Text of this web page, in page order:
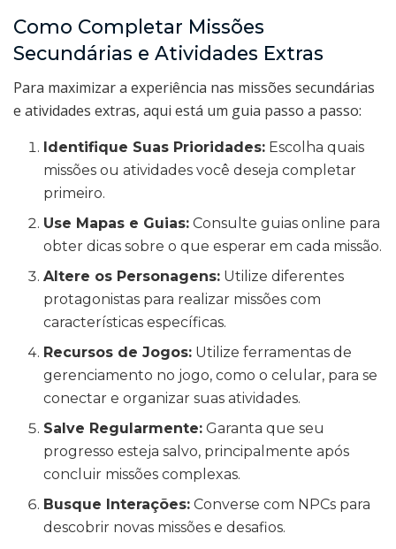
Como Completar Missões
Secundárias e Atividades Extras
Para maximizar a experiência nas missões secundárias
e atividades extras, aqui está um guia passo a passo:
Identifique Suas Prioridades: Escolha quais
missões ou atividades você deseja completar
primeiro.
Use Mapas e Guias: Consulte guias online para
obter dicas sobre o que esperar em cada missão.
Altere os Personagens: Utilize diferentes
protagonistas para realizar missões com
características específicas.
Recursos de Jogos: Utilize ferramentas de
gerenciamento no jogo, como o celular, para se
conectar e organizar suas atividades.
Salve Regularmente: Garanta que seu
progresso esteja salvo, principalmente após
concluir missões complexas.
Busque Interações: Converse com NPCs para
descobrir novas missões e desafios.